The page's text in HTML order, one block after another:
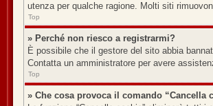
utenza per qualche ragione. Molti siti
Top
» Perché non riesco a registrarmi?
È possibile che il gestore del sito abbia
Contatta un amministratore per avere
Top
» Che cosa provoca il comando “Cancella